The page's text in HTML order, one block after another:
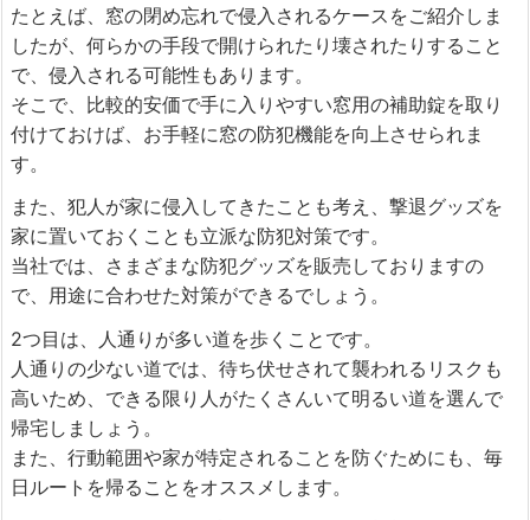
たとえば、窓の閉め忘れで侵入されるケースをご紹介しま
したが、何らかの手段で開けられたり壊されたりすること
で、侵入される可能性もあります。
そこで、比較的安価で手に入りやすい窓用の補助錠を取り
付けておけば、お手軽に窓の防犯機能を向上させられま
す。
また、犯人が家に侵入してきたことも考え、撃退グッズを
家に置いておくことも立派な防犯対策です。
当社では、さまざまな防犯グッズを販売しておりますの
で、用途に合わせた対策ができるでしょう。
2つ目は、人通りが多い道を歩くことです。
人通りの少ない道では、待ち伏せされて襲われるリスクも
高いため、できる限り人がたくさんいて明るい道を選んで
帰宅しましょう。
また、行動範囲や家が特定されることを防ぐためにも、毎
日ルートを帰ることをオススメします。